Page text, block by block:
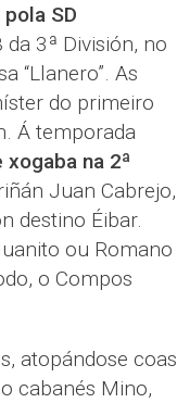
SD
3ª División, no
“Llanero”. As
do primeiro
Á temporada
na 2ª
Juan Cabrejo,
destino Éibar.
ou Romano
o Compos
atopándose coas
cabanés Mino,